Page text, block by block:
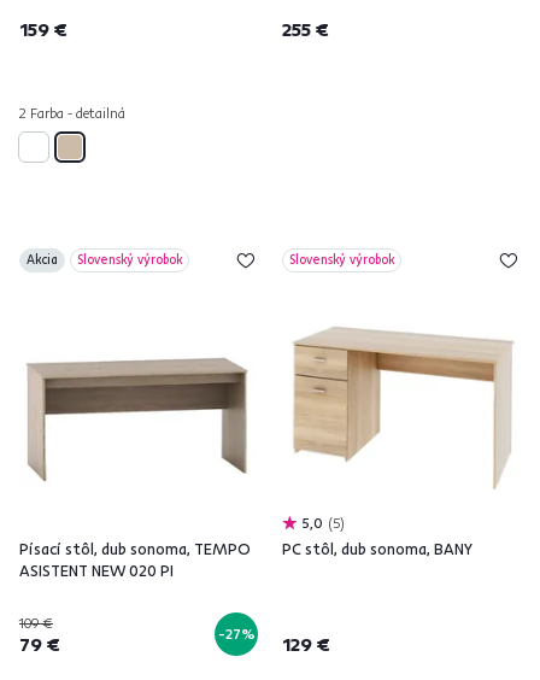
159 €
2 Farba - detailná
255 €
Akcia Slovenský výrobok
Písací stôl, dub sonoma, TEMPO
ASISTENT NEW 020 PI
109 €
79 € -27%
Slovenský výrobok
5,0 5
PC stôl, dub sonoma, BANY
129 €